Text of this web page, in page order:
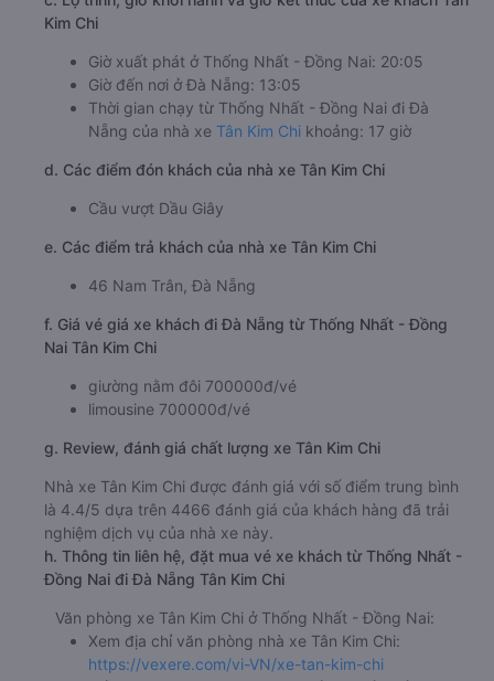
Kim Chi
Giờ xuất phát ở Thống Nhất - Đồng Nai: 20:05
Giờ đến nơi ở Đà Nẵng: 13:05
Thời gian chạy từ Thống Nhất - Đồng Nai đi Đà
Nẵng của nhà xe Tân Kim Chi khoảng: 17 giờ
d. Các điểm đón khách của nhà xe Tân Kim Chi
Cầu vượt Dầu Giây
e. Các điểm trả khách của nhà xe Tân Kim Chi
46 Nam Trân, Đà Nẵng
f. Giá vé giá xe khách đi Đà Nẵng từ Thống Nhất - Đồng
Nai Tân Kim Chi
giường nằm đôi 700000đ/vé
limousine 700000đ/vé
g. Review, đánh giá chất lượng xe Tân Kim Chi
Nhà xe Tân Kim Chi được đánh giá với số điểm trung bình
là 4.4/5 dựa trên 4466 đánh giá của khách hàng đã trải
nghiệm dịch vụ của nhà xe này.
h. Thông tin liên hệ, đặt mua vé xe khách từ Thống Nhất -
Đồng Nai đi Đà Nẵng Tân Kim Chi
Văn phòng xe Tân Kim Chi ở Thống Nhất - Đồng Nai:
Xem địa chỉ văn phòng nhà xe Tân Kim Chi:
https://vexere.com/vi-VN/xe-tan-kim-chi